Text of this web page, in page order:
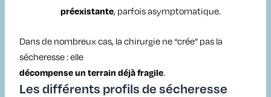
préexistante, parfois asymptomatique.
Dans de nombreux cas, la chirurgie ne “crée” pas la
sécheresse : elle
décompense un terrain déjà fragile.
Les différents profils de sécheresse